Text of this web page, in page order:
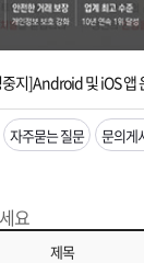
월17일 제헌절 택배사
지]Android 및 iOS 앱
동절 휴무안내] 5월1일
연휴]설 연휴 배송 및
정 연휴] 1월2일 택배 정
자주묻는 질문 문의게
요
제목